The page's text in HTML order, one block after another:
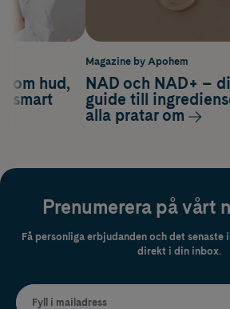
om hud,
smart
Magazine by Apohem
NAD och NAD+ –
guide till
alla pratar om
Prenumerera på vårt
Få personliga erbjudanden och det senaste
direkt i din inbox.
Fyll i mailadress